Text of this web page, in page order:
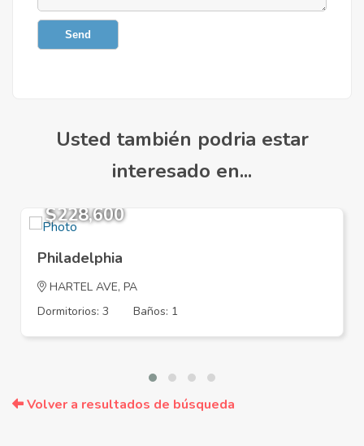
Send
Usted también podria estar
interesado en...
$228,600
Philadelphia
HARTEL AVE, PA
Dormitorios: 3
Baños: 1
Volver a resultados de búsqueda